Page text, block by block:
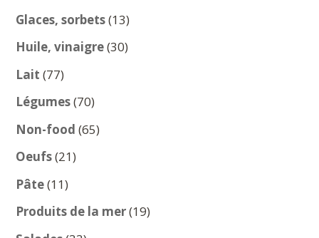
produits
Glaces, sorbets 1313
produits
Huile, vinaigre 3030
Lait 7777
produits
Légumes 7070
produits
Non-food 6565
Oeufs 2121
Pâte 1111
produits
Produits de la mer 1919